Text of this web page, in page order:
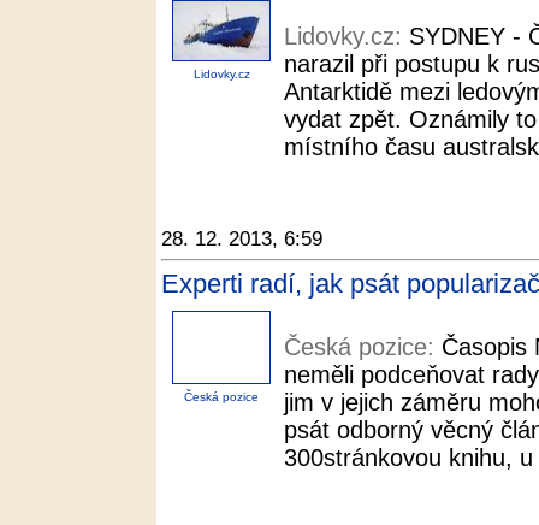
Lidovky.cz
Lidovky.cz: SYDNEY -
narazil při postupu k
Antarktidě mezi
vydat zpět. Oznámily
místního času
28. 12. 2013, 6:59
Experti radí, jak psát
Česká pozice
Česká pozice: Časopis
neměli podceňovat
jim v jejich záměru
psát odborný věcný
300stránkovou knihu,